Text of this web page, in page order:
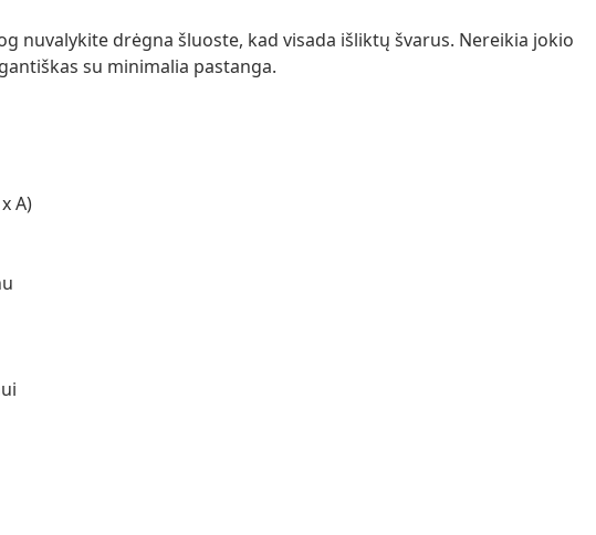
nuvalykite drėgna šluoste, kad visada išliktų švarus. Nereikia jokio
su minimalia pastanga.
A)